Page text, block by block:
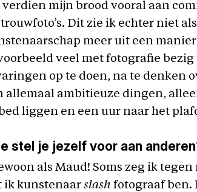
verdien mijn brood vooral aan
Dit zie ik echter niet
meer uit een
veel met fotografie
op te doen, na te denken
allemaal ambitieuze dingen,
liggen en een uur naar het
stel je jezelf voor aan
als Maud! Soms zeg ik
ik kunstenaar slash fotograaf ben.